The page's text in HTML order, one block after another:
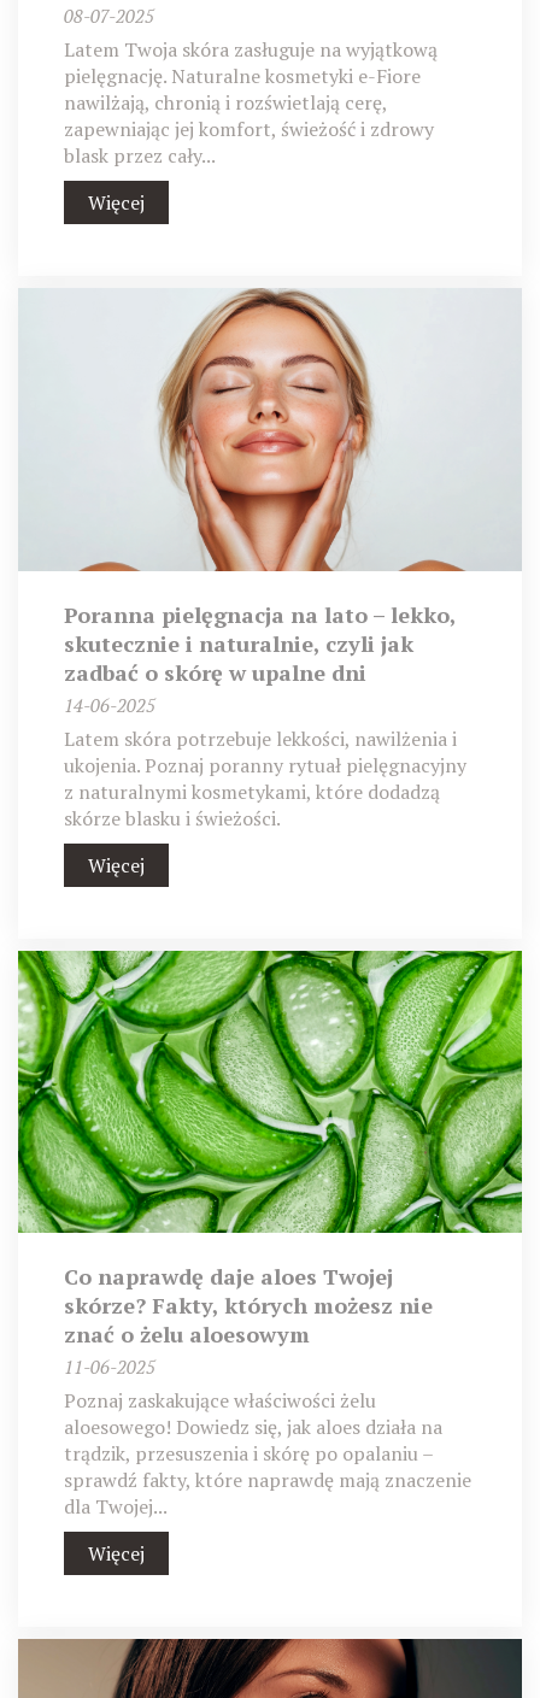
08-07-2025
Latem Twoja skóra zasługuje na wyjątkową
pielęgnację. Naturalne kosmetyki e-Fiore
nawilżają, chronią i rozświetlają cerę,
zapewniając jej komfort, świeżość i zdrowy
blask przez cały...
Więcej
Poranna pielęgnacja na lato – lekko,
skutecznie i naturalnie, czyli jak
zadbać o skórę w upalne dni
14-06-2025
Latem skóra potrzebuje lekkości, nawilżenia i
ukojenia. Poznaj poranny rytuał pielęgnacyjny
z naturalnymi kosmetykami, które dodadzą
skórze blasku i świeżości.
Więcej
Co naprawdę daje aloes Twojej
skórze? Fakty, których możesz nie
znać o żelu aloesowym
11-06-2025
Poznaj zaskakujące właściwości żelu
aloesowego! Dowiedz się, jak aloes działa na
trądzik, przesuszenia i skórę po opalaniu –
sprawdź fakty, które naprawdę mają znaczenie
dla Twojej...
Więcej